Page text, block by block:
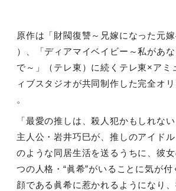
原作は「財閥復讐～兄嫁になった元
）、「ディアマイベイビー～私があ
で～」（テレ東）に続くテレ東×アミ
ィブスタジオが共同制作した完全オ
。
「最愛の推しは、殺人犯かもしれな
主人公・岩井巧巳が、推しのアイド
のような同居生活を送るうちに、彼女
つの人格・“眞希”がいることに気が
顔である眞希に惹かれるようになり